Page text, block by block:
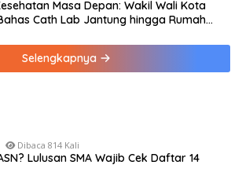
Masa Depan: Wakil Wali Kota
Cath Lab Jantung hingga Rumah
Selengkapnya
Dibaca 814 Kali
Lulusan SMA Wajib Cek Daftar 14